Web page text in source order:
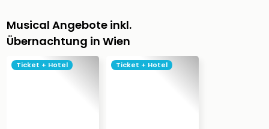
Musical Angebote inkl.
Übernachtung in Wien
Ticket + Hotel Ticket + Hotel